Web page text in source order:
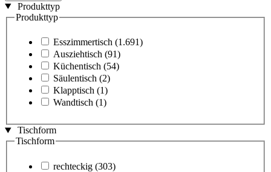
Produkttyp
Produkttyp
Esszimmertisch (1.691)
Ausziehtisch (91)
Küchentisch (54)
Säulentisch (2)
Klapptisch (1)
Wandtisch (1)
Tischform
Tischform
rechteckig (303)